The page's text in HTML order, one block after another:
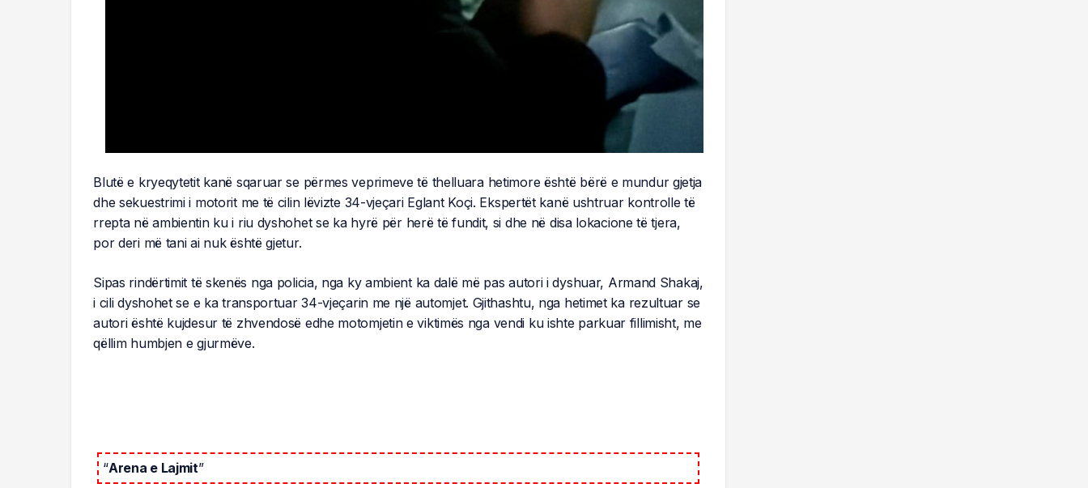
Blutë e kryeqytetit kanë sqaruar se përmes veprimeve të thelluara hetimore është bërë e mundur gjetja
dhe sekuestrimi i motorit me të cilin lëvizte 34-vjeçari Eglant Koçi. Ekspertët kanë ushtruar kontrolle të
rrepta në ambientin ku i riu dyshohet se ka hyrë për herë të fundit, si dhe në disa lokacione të tjera,
por deri më tani ai nuk është gjetur.
Sipas rindërtimit të skenës nga policia, nga ky ambient ka dalë më pas autori i dyshuar, Armand Shakaj,
i cili dyshohet se e ka transportuar 34-vjeçarin me një automjet. Gjithashtu, nga hetimet ka rezultuar se
autori është kujdesur të zhvendosë edhe motomjetin e viktimës nga vendi ku ishte parkuar fillimisht, me
qëllim humbjen e gjurmëve.
“Arena e Lajmit”